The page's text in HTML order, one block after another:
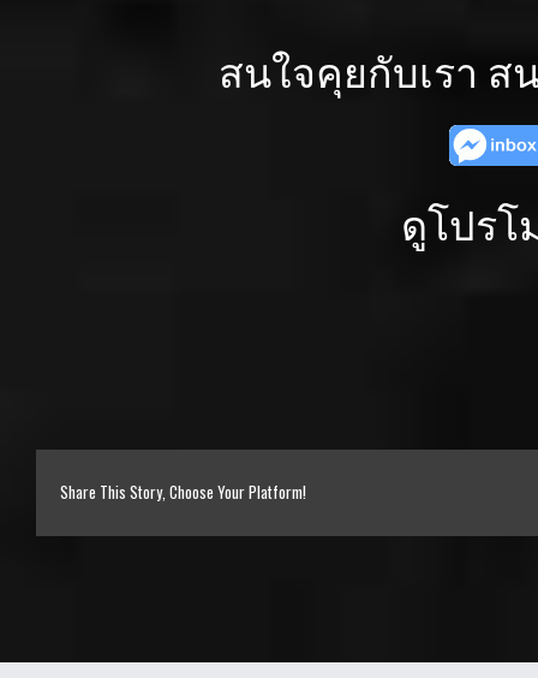
สนใจคุยกับเรา ส
ดูโปรโ
Share This Story, Choose Your Platform!